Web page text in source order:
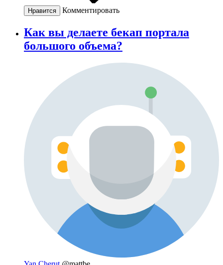
Нравится Комментировать
Как вы делаете бекап портала
большого объема?